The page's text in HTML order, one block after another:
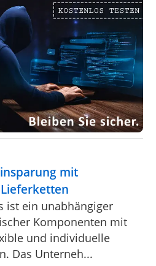
mit
ist ein unabhängiger
Komponenten mit
und individuelle
Das Unterneh...